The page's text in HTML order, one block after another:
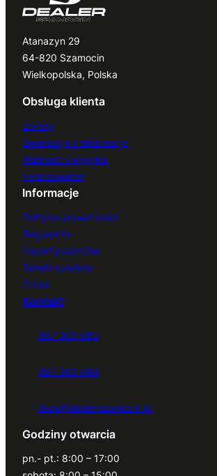
Atanazyn 29
64-820 Szamocin
Wielkopolska, Polska
Obsługa klienta
Zwroty
Gwarancja i reklamacje
Płatności i wysyłka
Finansowanie
Informacje
Polityka prywatności
Regulamin
Import pojazdów
Serwis quadów
O nas
Kontakt
667 000 083
667 000 084
biuro@dealerszamocin.pl
Godziny otwarcia
pn.- pt.: 8:00 – 17:00